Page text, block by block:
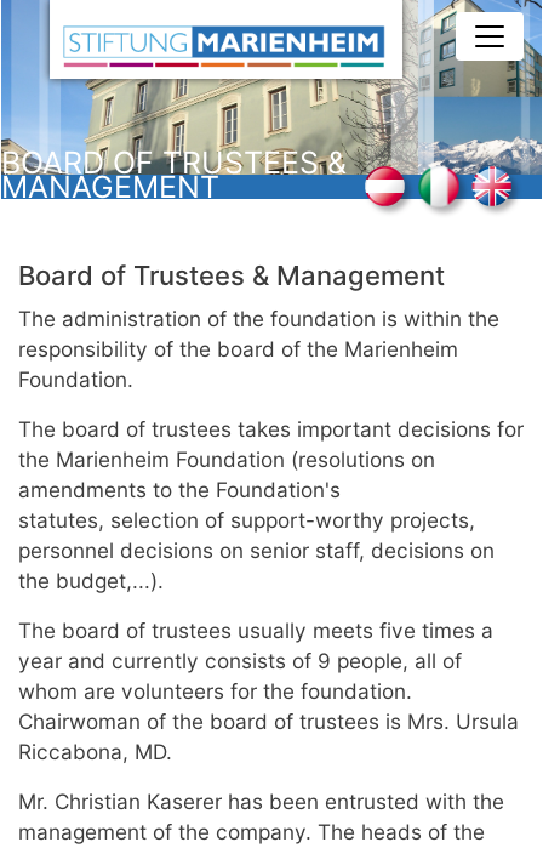
to
main
content
BOARD OF TRUSTEES &
MANAGEMENT
Board of Trustees & Management
The administration of the foundation is within the
responsibility of the board of the Marienheim
Foundation.
The board of trustees takes important decisions for
the Marienheim Foundation (resolutions on
amendments to the Foundation's
statutes, selection of support-worthy projects,
personnel decisions on senior staff, decisions on
the budget,...).
The board of trustees usually meets five times a
year and currently consists of 9 people, all of
whom are volunteers for the foundation.
Chairwoman of the board of trustees is Mrs. Ursula
Riccabona, MD.
Mr. Christian Kaserer has been entrusted with the
management of the company. The heads of the